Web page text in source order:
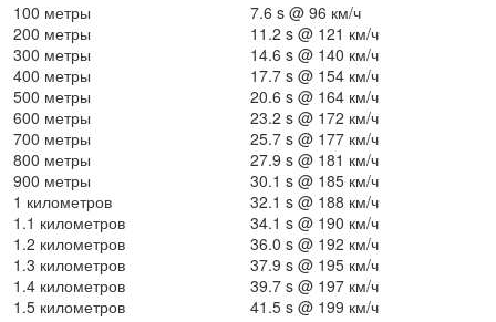
100 метры
7.6 s @ 96 км/ч
200 метры
11.2 s @ 121 км/ч
300 метры
14.6 s @ 140 км/ч
400 метры
17.7 s @ 154 км/ч
500 метры
20.6 s @ 164 км/ч
600 метры
23.2 s @ 172 км/ч
700 метры
25.7 s @ 177 км/ч
800 метры
27.9 s @ 181 км/ч
900 метры
30.1 s @ 185 км/ч
1 километров
32.1 s @ 188 км/ч
1.1 километров
34.1 s @ 190 км/ч
1.2 километров
36.0 s @ 192 км/ч
1.3 километров
37.9 s @ 195 км/ч
1.4 километров
39.7 s @ 197 км/ч
1.5 километров
41.5 s @ 199 км/ч